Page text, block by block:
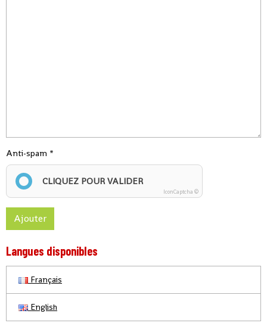
Anti-spam
CLIQUEZ POUR VALIDER
IconCaptcha ©
Ajouter
Langues disponibles
Français
English